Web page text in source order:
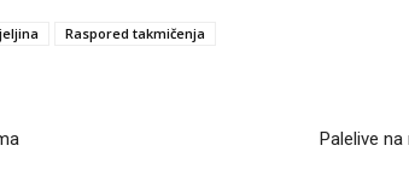
Raspored takmičenja
Palelive